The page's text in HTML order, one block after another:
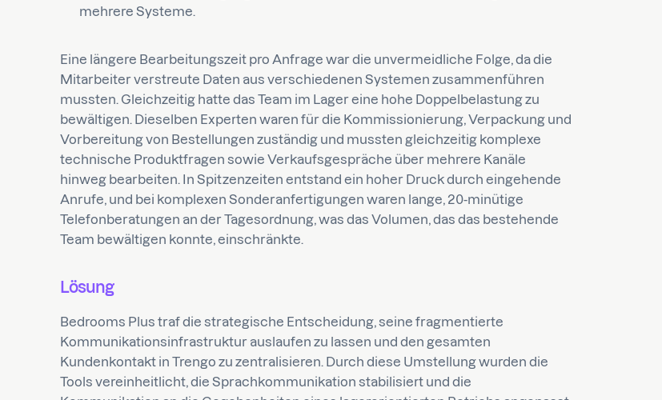
mehrere Systeme.
Eine längere Bearbeitungszeit pro Anfrage war die unvermeidliche Folge, da die
Mitarbeiter verstreute Daten aus verschiedenen Systemen zusammenführen
mussten. Gleichzeitig hatte das Team im Lager eine hohe Doppelbelastung zu
bewältigen. Dieselben Experten waren für die Kommissionierung, Verpackung und
Vorbereitung von Bestellungen zuständig und mussten gleichzeitig komplexe
technische Produktfragen sowie Verkaufsgespräche über mehrere Kanäle
hinweg bearbeiten. In Spitzenzeiten entstand ein hoher Druck durch eingehende
Anrufe, und bei komplexen Sonderanfertigungen waren lange, 20-minütige
Telefonberatungen an der Tagesordnung, was das Volumen, das das bestehende
Team bewältigen konnte, einschränkte.
Lösung
Bedrooms Plus traf die strategische Entscheidung, seine fragmentierte
Kommunikationsinfrastruktur auslaufen zu lassen und den gesamten
Kundenkontakt in Trengo zu zentralisieren. Durch diese Umstellung wurden die
Tools vereinheitlicht, die Sprachkommunikation stabilisiert und die